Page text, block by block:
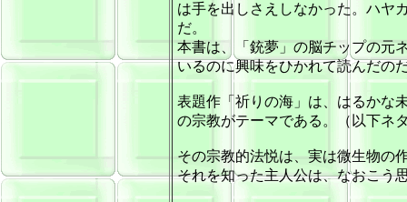
は手を出しさえしなかった。ハヤ
だ。
本書は、「銃夢」の脳チップの元
いるのに興味をひかれて読んだの
表題作「祈りの海」は、はるかな
の宗教がテーマである。（以下ネ
その宗教的法悦は、実は微生物の
それを知った主人公は、なおこう